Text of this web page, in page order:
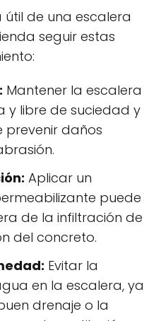
de una escalera
seguir estas
Mantener la escalera
y libre de suciedad y
prevenir daños
Aplicar un
puede
de la infiltración de
del concreto.
Evitar la
en la escalera, ya
drenaje o la